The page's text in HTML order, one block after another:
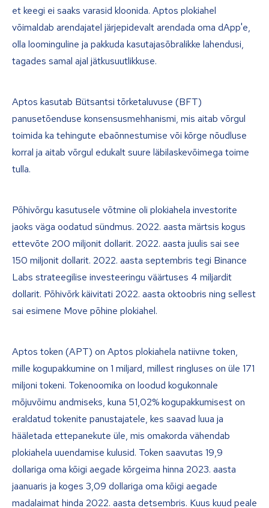
et keegi ei saaks varasid kloonida. Aptos plokiahel
võimaldab arendajatel järjepidevalt arendada oma dApp'e,
olla loominguline ja pakkuda kasutajasõbralikke lahendusi,
tagades samal ajal jätkusuutlikkuse.
Aptos kasutab Bütsantsi tõrketaluvuse (BFT)
panusetõenduse konsensusmehhanismi, mis aitab võrgul
toimida ka tehingute ebaõnnestumise või kõrge nõudluse
korral ja aitab võrgul edukalt suure läbilaskevõimega toime
tulla.
Põhivõrgu kasutusele võtmine oli plokiahela investorite
jaoks väga oodatud sündmus. 2022. aasta märtsis kogus
ettevõte 200 miljonit dollarit. 2022. aasta juulis sai see
150 miljonit dollarit. 2022. aasta septembris tegi Binance
Labs strateegilise investeeringu väärtuses 4 miljardit
dollarit. Põhivõrk käivitati 2022. aasta oktoobris ning sellest
sai esimene Move põhine plokiahel.
Aptos token (APT) on Aptos plokiahela natiivne token,
mille kogupakkumine on 1 miljard, millest ringluses on üle 171
miljoni tokeni. Tokenoomika on loodud kogukonnale
mõjuvõimu andmiseks, kuna 51,02% kogupakkumisest on
eraldatud tokenite panustajatele, kes saavad luua ja
hääletada ettepanekute üle, mis omakorda vähendab
plokiahela uuendamise kulusid. Token saavutas 19,9
dollariga oma kõigi aegade kõrgeima hinna 2023. aasta
jaanuaris ja koges 3,09 dollariga oma kõigi aegade
madalaimat hinda 2022. aasta detsembris. Kuus kuud peale